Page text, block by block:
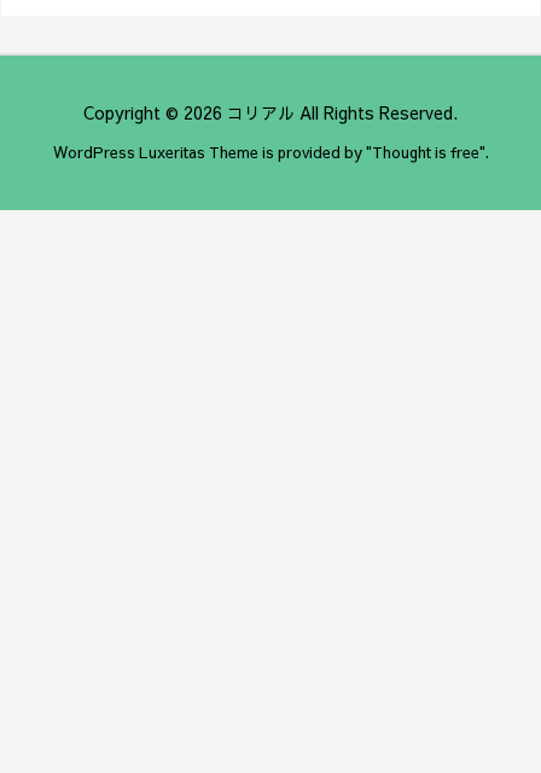
Copyright © 2026 コリアル All Rights Reserved.
WordPress Luxeritas Theme is provided by "Thought is free".